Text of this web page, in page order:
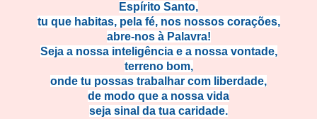
Espírito Santo,
tu que habitas, pela fé, nos nossos corações,
abre-nos à Palavra!
Seja a nossa inteligência e anossa vontade,
terreno bom,
onde tu possas trabalhar com liberdade,
de modo que a nossa vida
seja sinal da tua caridade.